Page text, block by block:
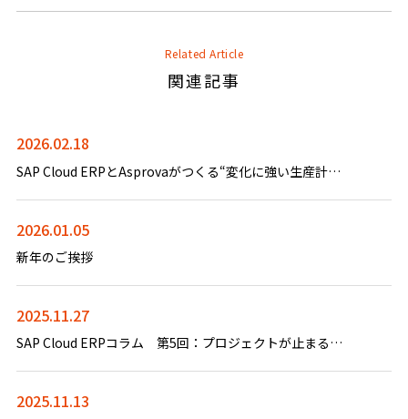
Related Article
関連記事
2026.02.18
SAP Cloud ERPとAsprovaがつくる“変化に強い生産計画”
2026.01.05
新年のご挨拶
2025.11.27
SAP Cloud ERPコラム 第5回：プロジェクトが止まる企業・進む企業の違い 成功の鍵「Discovery Workshop」とは？
2025.11.13